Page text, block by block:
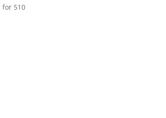
510